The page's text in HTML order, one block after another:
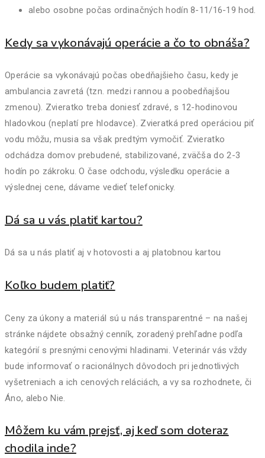
alebo osobne počas ordinačných hodín 8-11/16-19 hod.
Kedy sa vykonávajú operácie a čo to obnáša?
Operácie sa vykonávajú počas obedňajšieho času, kedy je
ambulancia zavretá (tzn. medzi rannou a poobedňajšou
zmenou). Zvieratko treba doniesť zdravé, s 12-hodinovou
hladovkou (neplatí pre hlodavce). Zvieratká pred operáciou piť
vodu môžu, musia sa však predtým vymočiť. Zvieratko
odchádza domov prebudené, stabilizované, zväčša do 2-3
hodín po zákroku. O čase odchodu, výsledku operácie a
výslednej cene, dávame vedieť telefonicky.
Dá sa u vás platiť kartou?
Dá sa u nás platiť aj v hotovosti a aj platobnou kartou
Koľko budem platiť?
Ceny za úkony a materiál sú u nás transparentné – na našej
stránke nájdete obsažný cenník, zoradený prehľadne podľa
kategórií s presnými cenovými hladinami. Veterinár vás vždy
bude informovať o racionálnych dôvodoch pri jednotlivých
vyšetreniach a ich cenových reláciách, a vy sa rozhodnete, či
Áno, alebo Nie.
Môžem ku vám prejsť, aj keď som doteraz
chodila inde?